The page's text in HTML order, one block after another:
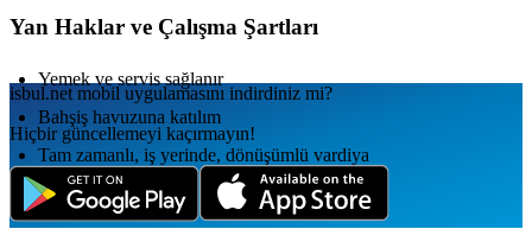
Yan Haklar ve Çalışma Şartları
Yemek ve servis sağlanır
Bahşiş havuzuna katılım
Tam zamanlı, iş yerinde, dönüşümlü vardiya
isbul.net mobil uygulamаsını indirdiniz mi?
Hiçbir güncellemeyi kaçırmayın!